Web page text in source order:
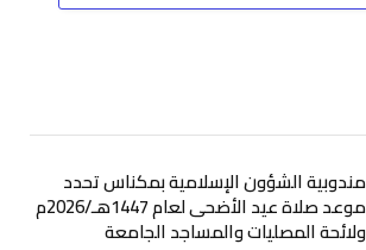
مندوبية الشؤون الإسلامية بمكناس تحدد
موعد صلاة عيد الأضحى لعام 1447هـ/2026م
ولائحة المصليات والمساجد الجامعة